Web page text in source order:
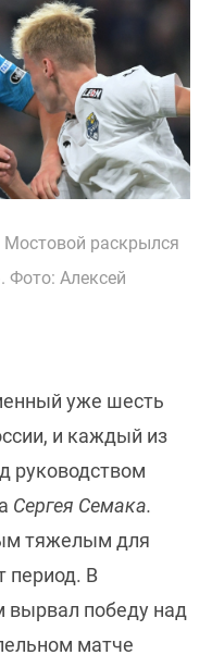
раскрылся
Фото: Алексей
уже шесть
и каждый из
руководством
Сергея Семака.
тяжелым для
период. В
вырвал победу над
матче